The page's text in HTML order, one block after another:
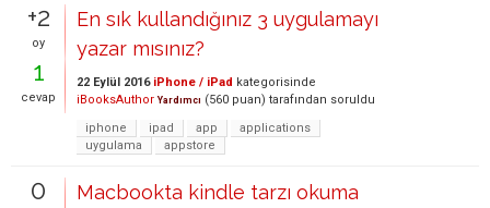
+2
oy
1
cevap
En sık kullandığınız 3 uygulamayı
yazar mısınız?
22 Eylül 2016 iPhone / iPad kategorisinde
iBooksAuthor Yardımcı (560 puan) tarafından soruldu
iphone
ipad app
applications
uygulama
appstore
0
Macbookta kindle tarzı okuma